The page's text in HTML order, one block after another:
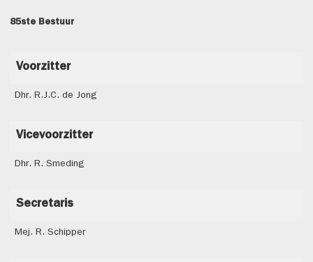
85ste Bestuur
Voorzitter
Dhr. R.J.C. de Jong
Vicevoorzitter
Dhr. R. Smeding
Secretaris
Mej. R. Schipper